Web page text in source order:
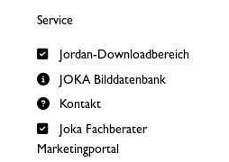
Service
Jordan-Downloadbereich
JOKA Bilddatenbank
Kontakt
Joka Fachberater
Marketingportal